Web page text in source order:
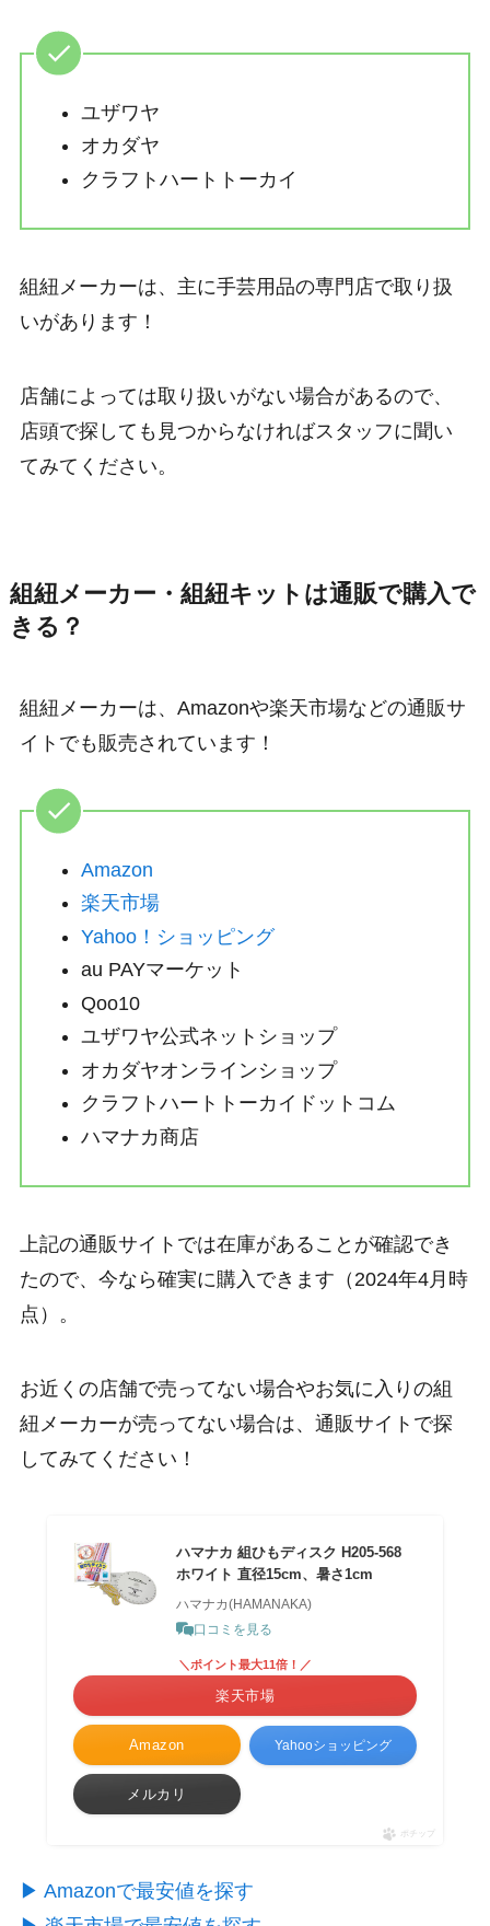
ユザワヤ
オカダヤ
クラフトハートトーカイ
組紐メーカーは、主に手芸用品の専門店で取り扱
いがあります！
店舗によっては取り扱いがない場合があるので、
店頭で探しても見つからなければスタッフに聞い
てみてください。
組紐メーカー・組紐キットは通販で購入で
きる？
組紐メーカーは、Amazonや楽天市場などの通販サ
イトでも販売されています！
Amazon
楽天市場
Yahoo！ショッピング
au PAYマーケット
Qoo10
ユザワヤ公式ネットショップ
オカダヤオンラインショップ
クラフトハートトーカイドットコム
ハマナカ商店
上記の通販サイトでは在庫があることが確認でき
たので、今なら確実に購入できます（2024年4月時
点）。
お近くの店舗で売ってない場合やお気に入りの組
紐メーカーが売ってない場合は、通販サイトで探
してみてください！
ハマナカ 組ひもディスク H205-568
ホワイト 直径15cm、暑さ1cm
ハマナカ(HAMANAKA)
口コミを見る
Amazon
＼ポイント最大11倍！／
楽天市場
Yahooショッピング
メルカリ
ポチップ
▶︎ Amazonで最安値を探す